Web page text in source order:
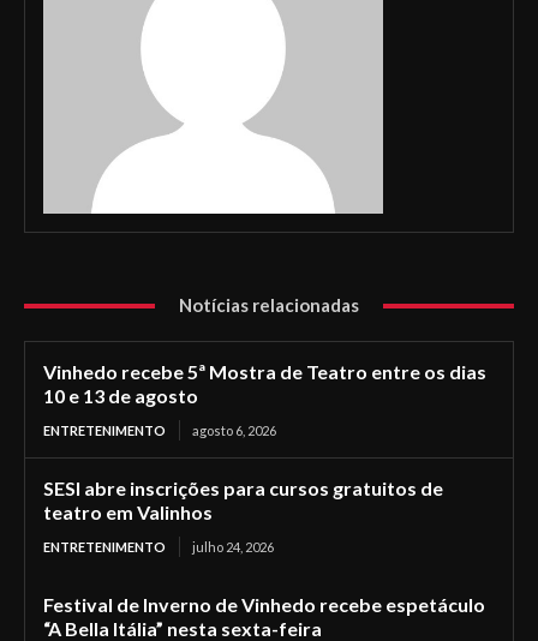
Notícias relacionadas
Vinhedo recebe 5ª Mostra de Teatro entre os dias
10 e 13 de agosto
ENTRETENIMENTO agosto 6, 2026
SESI abre inscrições para cursos gratuitos de
teatro em Valinhos
ENTRETENIMENTO julho 24, 2026
Festival de Inverno de Vinhedo recebe espetáculo
“A Bella Itália” nesta sexta-feira